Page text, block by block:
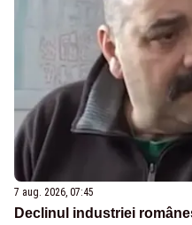
7 aug. 2026, 07:45
Declinul industriei